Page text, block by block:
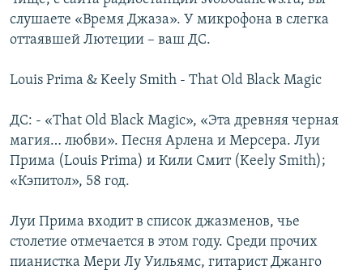
слушаете «Время Джаза». У микрофона в слегка
оттаявшей Лютеции – ваш ДС.
Louis Prima & Keely Smith - That Old Black Magic
ДС: - «That Old Black Magic», «Эта древняя черная
магия… любви». Песня Арлена и Мерсера. Луи
Прима (Louis Prima) и Кили Смит (Keely Smith);
«Кэпитол», 58 год.
Луи Прима входит в список джазменов, чье
столетие отмечается в этом году. Среди прочих
пианистка Мери Лу Уильямс, гитарист Джанго